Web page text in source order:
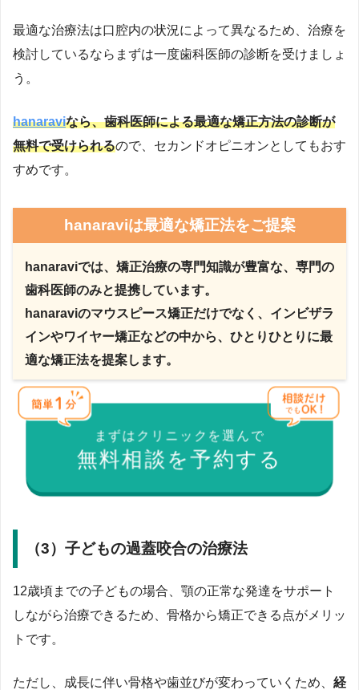
最適な治療法は口腔内の状況によって異なるため、治療を
検討しているならまずは一度歯科医師の診断を受けましょ
う。
hanaraviなら、歯科医師による最適な矯正方法の診断が
無料で受けられるので、セカンドオピニオンとしてもおす
すめです。
hanaraviは最適な矯正法をご提案
hanaraviでは、矯正治療の専門知識が豊富な、専門の
歯科医師のみと提携しています。
hanaraviのマウスピース矯正だけでなく、インビザラ
インやワイヤー矯正などの中から、ひとりひとりに最
適な矯正法を提案します。
まずはクリニックを選んで
無料相談を予約する
（3）子どもの過蓋咬合の治療法
12歳頃までの子どもの場合、顎の正常な発達をサポート
しながら治療できるため、骨格から矯正できる点がメリッ
トです。
ただし、成長に伴い骨格や歯並びが変わっていくため、 経